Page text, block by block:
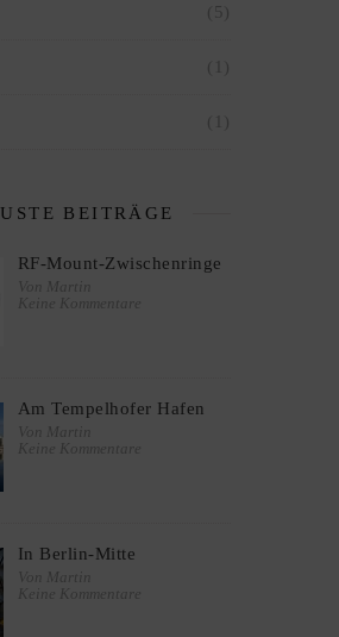
(5)
(1)
(1)
BEITRÄGE
RF-Mount-Zwischenringe
Von Martin
Keine Kommentare
Am Tempelhofer Hafen
Von Martin
Keine Kommentare
In Berlin-Mitte
Von Martin
Keine Kommentare